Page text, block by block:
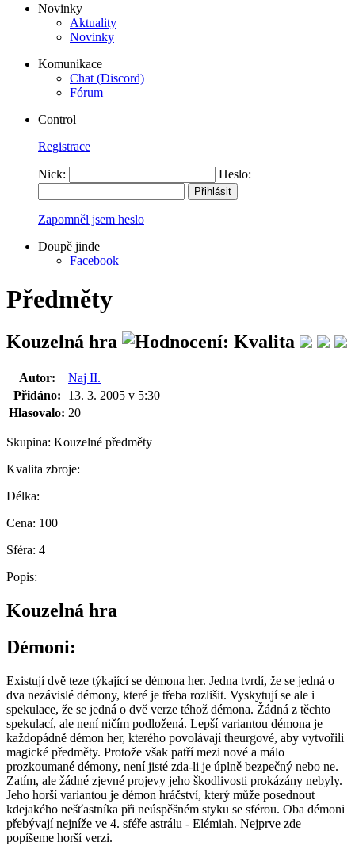
Novinky
Aktuality
Novinky
Komunikace
Chat (Discord)
Fórum
Control
Registrace
Nick: Heslo:
Zapomněl jsem heslo
Doupě jinde
Facebook
Předměty
Kouzelná hra
Autor:
Naj II.
Přidáno:
13. 3. 2005 v 5:30
Hlasovalo: 20
Skupina: Kouzelné předměty
Kvalita zbroje:
Délka:
Cena: 100
Sféra: 4
Popis:
Kouzelná hra
Démoni:
Existují dvě teze týkající se démona her. Jedna tvrdí, že se jedná o
dva nezávislé démony, které je třeba rozlišit. Vyskytují se ale i
spekulace, že se jedná o dvě verze téhož démona. Žádná z těchto
spekulací, ale není ničím podložená. Lepší variantou démona je
každopádně démon her, kterého povolávají theurgové, aby vytvořili
magické předměty. Protože však patří mezi nové a málo
prozkoumané démony, není jisté zda-li je úplně bezpečný nebo ne.
Zatím, ale žádné zjevné projevy jeho škodlivosti prokázány nebyly.
Jeho horší variantou je démon hráčství, který může posednout
kdejakého nešťastníka při neúspěšném styku se sférou. Oba démoni
přebývají nejníže ve 4. sféře astrálu - Elémiah. Nejprve zde
popíšeme horší verzi.